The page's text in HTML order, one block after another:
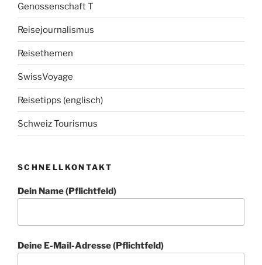
Genossenschaft T
Reisejournalismus
Reisethemen
SwissVoyage
Reisetipps (englisch)
Schweiz Tourismus
SCHNELLKONTAKT
Dein Name (Pflichtfeld)
Deine E-Mail-Adresse (Pflichtfeld)